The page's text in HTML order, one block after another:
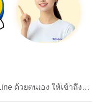
ด้วยตนเอง ให้เข้าถึง